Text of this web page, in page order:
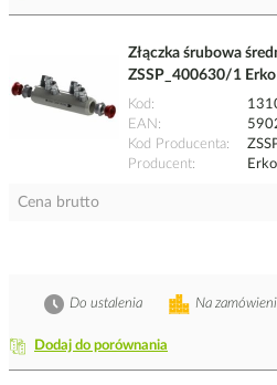
Złączka śrubowa
ZSSP_400630/1 Erko
Kod
EAN
Kod Producenta
Producent
Erko
Cena brutto
Dodaj do porównania
Na
Do ustalenia